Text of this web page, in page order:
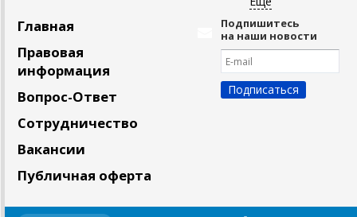
Главная
Правовая
информация
Вопрос-Ответ
Сотрудничество
Вакансии
Публичная оферта
Подпишитесь
на наши новости